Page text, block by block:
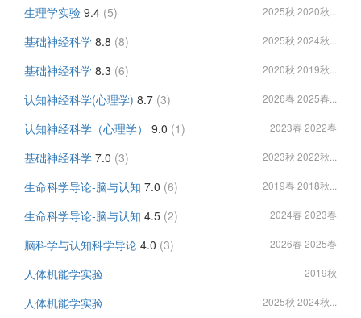
生理学实验 9.4 (5) 2025秋 2020秋...
基础神经科学 8.8 (8) 2025秋 2024秋...
基础神经科学 8.3 (6) 2020秋 2019秋...
认知神经科学(心理学) 8.7 (3) 2026春 2025春...
认知神经科学（心理学） 9.0 (1) 2023春 2022春
基础神经科学 7.0 (3) 2023秋 2022秋...
生命科学导论-脑与认知 7.0 (6) 2019春 2018秋...
生命科学导论-脑与认知 4.5 (2) 2024春 2023春
脑科学与认知科学导论 4.0 (3) 2026春 2025春
人体机能学实验 2019秋
人体机能学实验 2025秋 2024秋...